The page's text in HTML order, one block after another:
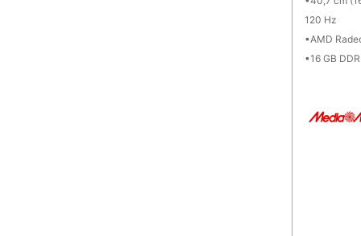
120 Hz
AMD
16 GB